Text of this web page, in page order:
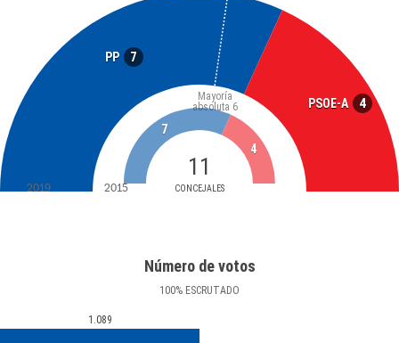
PP 7
PSOE-A 4
11
CONCEJALES
Mayoría
absoluta 6
7
4
2019 2015
Número de votos
100% ESCRUTADO
1.089